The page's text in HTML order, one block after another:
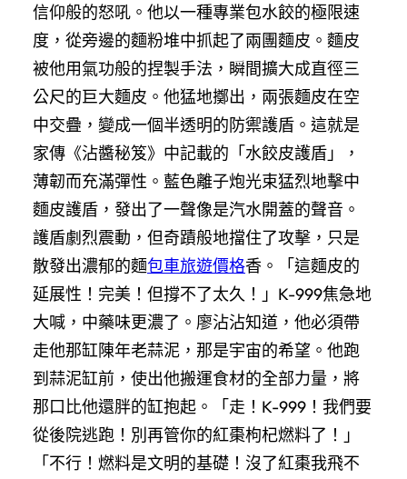
信仰般的怒吼。他以一種專業包水餃的極限速
度，從旁邊的麵粉堆中抓起了兩團麵皮。麵皮
被他用氣功般的捏製手法，瞬間擴大成直徑三
公尺的巨大麵皮。他猛地擲出，兩張麵皮在空
中交疊，變成一個半透明的防禦護盾。這就是
家傳《沾醬秘笈》中記載的「水餃皮護盾」，
薄韌而充滿彈性。藍色離子炮光束猛烈地擊中
麵皮護盾，發出了一聲像是汽水開蓋的聲音。
護盾劇烈震動，但奇蹟般地擋住了攻擊，只是
散發出濃郁的麵包車旅遊價格香。「這麵皮的
延展性！完美！但撐不了太久！」K-999焦急地
大喊，中藥味更濃了。廖沾沾知道，他必須帶
走他那缸陳年老蒜泥，那是宇宙的希望。他跑
到蒜泥缸前，使出他搬運食材的全部力量，將
那口比他還胖的缸抱起。「走！K-999！我們要
從後院逃跑！別再管你的紅棗枸杞燃料了！」
「不行！燃料是文明的基礎！沒了紅棗我飛不